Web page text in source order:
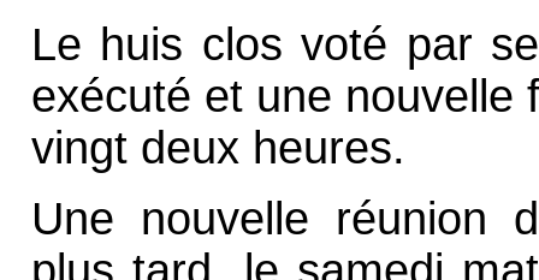
Le huis clos voté par
exécuté et une nouvelle
vingt deux heures.
Une nouvelle réunion